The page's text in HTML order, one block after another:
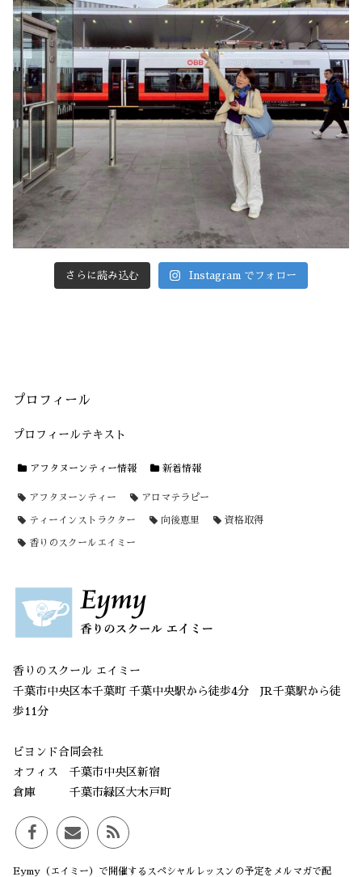
さらに読み込む Instagram でフォロー
プロフィール
プロフィールテキスト
アフタヌーンティー情報 新着情報
アフタヌーンティー アロマテラピー
ティーインストラクター 向後恵里 資格取得
香りのスクールエイミー
香りのスクール エイミー
千葉市中央区本千葉町 千葉中央駅から徒歩4分 JR千葉駅から徒
歩11分
ビヨンド合同会社
オフィス 千葉市中央区新宿
倉庫 千葉市緑区大木戸町
Eymy（エイミー）で開催するスペシャルレッスンの予定をメルマガで配